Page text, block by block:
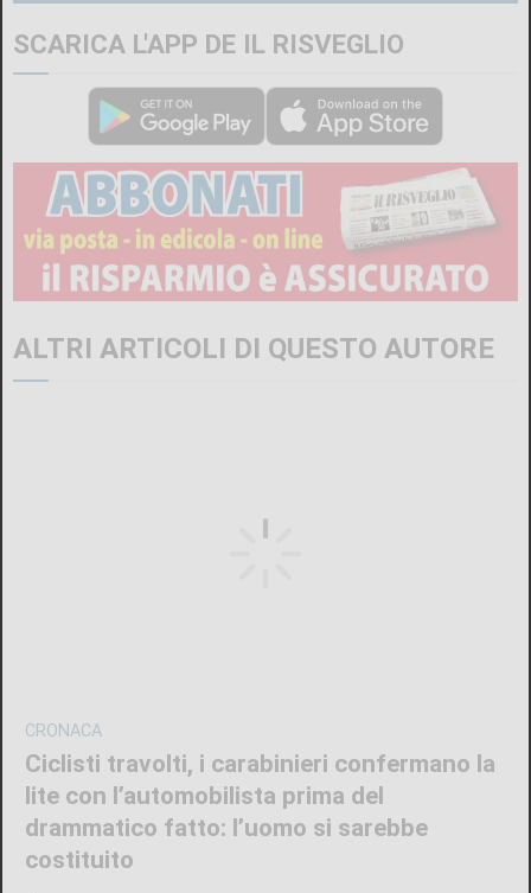
SCARICA L'APP DE IL RISVEGLIO
ALTRI ARTICOLI DI QUESTO AUTORE
CRONACA
Ciclisti travolti, i carabinieri confermano la
lite con l’automobilista prima del
drammatico fatto: l’uomo si sarebbe
costituito